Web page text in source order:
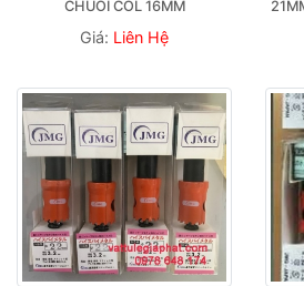
CHUÔI COL 16MM
Giá: Liên Hệ